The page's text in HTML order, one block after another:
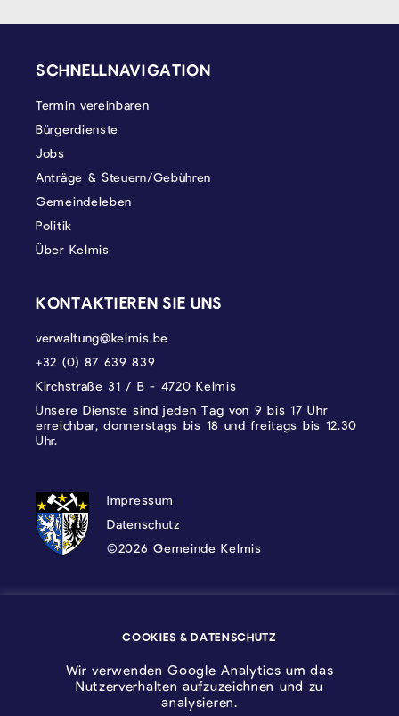
SCHNELLNAVIGATION
Termin vereinbaren
Bürgerdienste
Jobs
Anträge & Steuern/Gebühren
Gemeindeleben
Politik
Über Kelmis
KONTAKTIEREN SIE UNS
verwaltung@kelmis.be
+32 (0) 87 639 839
Kirchstraße 31 / B - 4720 Kelmis
Unsere Dienste sind jeden Tag von 9 bis 17 Uhr
erreichbar, donnerstags bis 18 und freitags bis 12.30
Uhr.
DATENSCHUTZ, IMPRESSUM UND
Impressum
Datenschutz
©2026 Gemeinde Kelmis
COOKIES & DATENSCHUTZ
Wir verwenden Google Analytics um das
Nutzerverhalten aufzuzeichnen und zu
analysieren.